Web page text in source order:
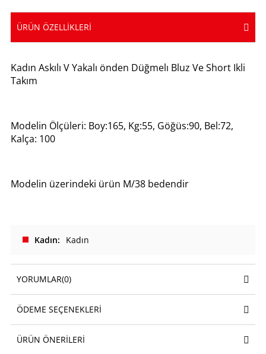
ÜRÜN ÖZELLIKLERI
Kadın Askılı V Yakalı önden Düğmelı Bluz Ve Short Ikli
Takım
Modelin Ölçüleri: Boy:165, Kg:55, Göğüs:90, Bel:72,
Kalça: 100
Modelin üzerindeki ürün M/38 bedendir
Kadın Kadın
YORUMLAR(0)
ÖDEME SEÇENEKLERI
ÜRÜN ÖNERILERI